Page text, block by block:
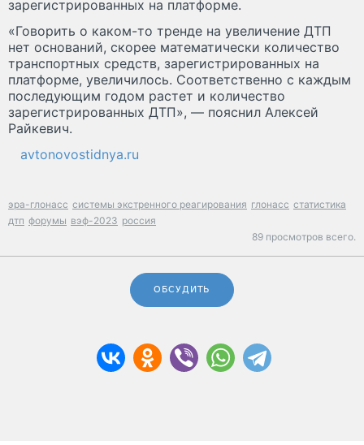
зарегистрированных на платформе.
«Говорить о каком-то тренде на увеличение ДТП
нет оснований, скорее математически количество
транспортных средств, зарегистрированных на
платформе, увеличилось. Соответственно с каждым
последующим годом растет и количество
зарегистрированных ДТП», — пояснил Алексей
Райкевич.
avtonovostidnya.ru
эра-глонасс системы экстренного реагирования глонасс статистика
дтп форумы вэф-2023 россия
89 просмотров всего.
ОБСУДИТЬ